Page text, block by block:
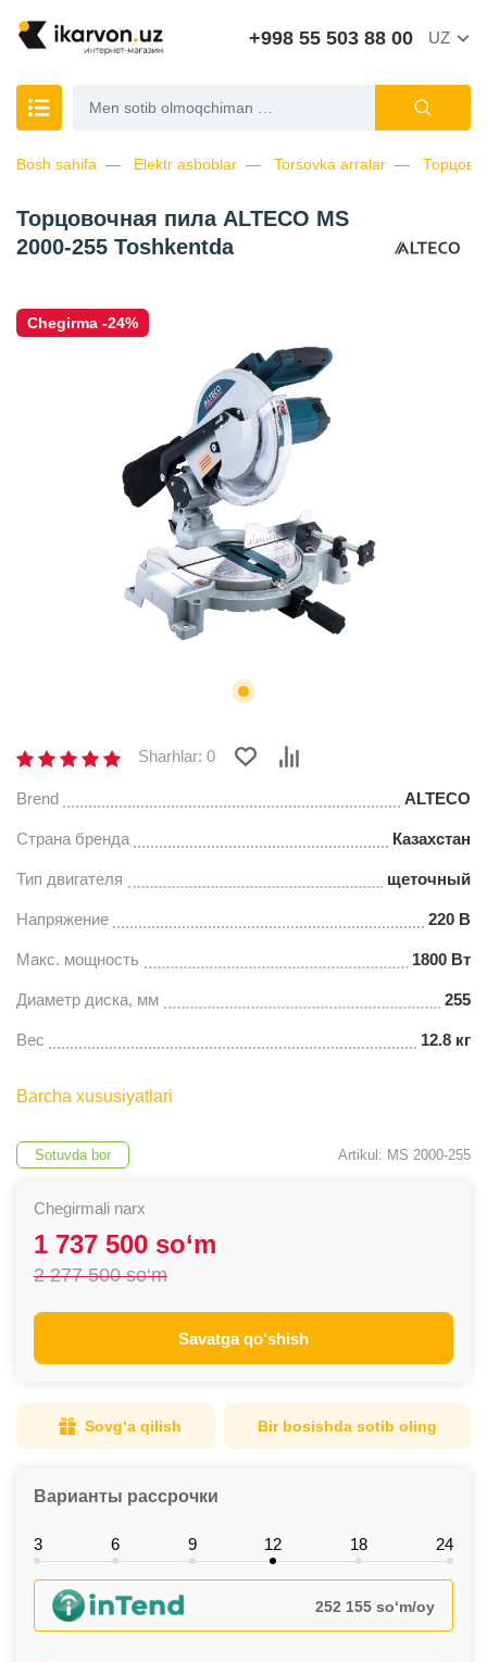
+998 55 503 88 00 UZ
Bosh sahifa Elektr asboblar Torsovka arralar
Торцовочная пила ALTECO MS
2000-255 Toshkentda
Chegirma -24%
Sharhlar: 0
Brend ALTECO
Страна бренда Казахстан
Тип двигателя щеточный
Напряжение 220 В
Макс. мощность 1800 Вт
Диаметр диска, мм 255
Вес 12.8 кг
Barcha xususiyatlari
Sotuvda bor Artikul: MS 2000-255
Chegirmali narx
1 737 500 so‘m
2 277 500 so‘m
Savatga qo‘shish
Sovg‘a qilish Bir bosishda sotib oling
Варианты рассрочки
3 6 9 12 18 24
252 155 so‘m/oy